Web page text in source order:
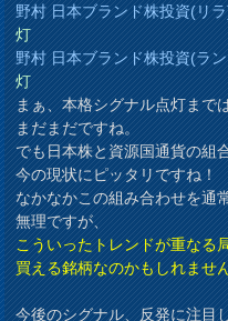
野村 日本ブランド株投
灯
野村 日本ブランド株投資(
灯
まぁ、本格シグナル点灯まで
まだまだですね。
でも日本株と資源国通貨の組
今の現状にピッタリですね！
なかなかこの組み合わせを通
無理ですが、
こういったトレンドが重なる
買える銘柄なのかもしれませ
今後のシグナル、反発に注目